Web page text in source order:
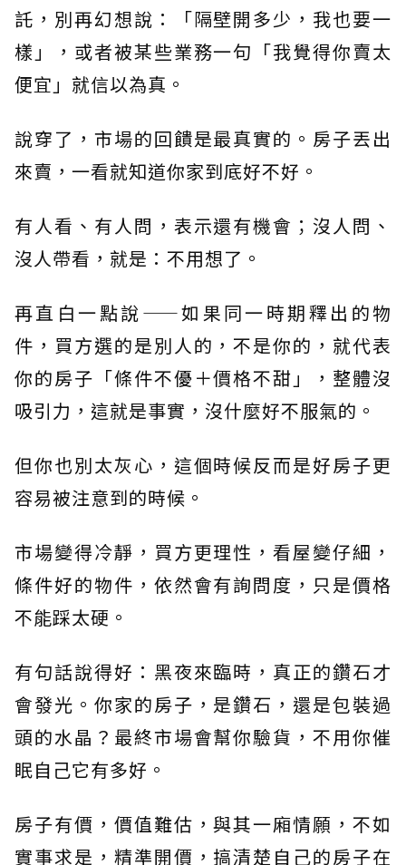
託，別再幻想說：「隔壁開多少，我也要一
樣」，或者被某些業務一句「我覺得你賣太
便宜」就信以為真。
說穿了，市場的回饋是最真實的。房子丟出
來賣，一看就知道你家到底好不好。
有人看、有人問，表示還有機會；沒人問、
沒人帶看，就是：不用想了。
再直白一點說——如果同一時期釋出的物
件，買方選的是別人的，不是你的，就代表
你的房子「條件不優＋價格不甜」，整體沒
吸引力，這就是事實，沒什麼好不服氣的。
但你也別太灰心，這個時候反而是好房子更
容易被注意到的時候。
市場變得冷靜，買方更理性，看屋變仔細，
條件好的物件，依然會有詢問度，只是價格
不能踩太硬。
有句話說得好：黑夜來臨時，真正的鑽石才
會發光。你家的房子，是鑽石，還是包裝過
頭的水晶？最終市場會幫你驗貨，不用你催
眠自己它有多好。
房子有價，價值難估，與其一廂情願，不如
實事求是，精準開價，搞清楚自己的房子在